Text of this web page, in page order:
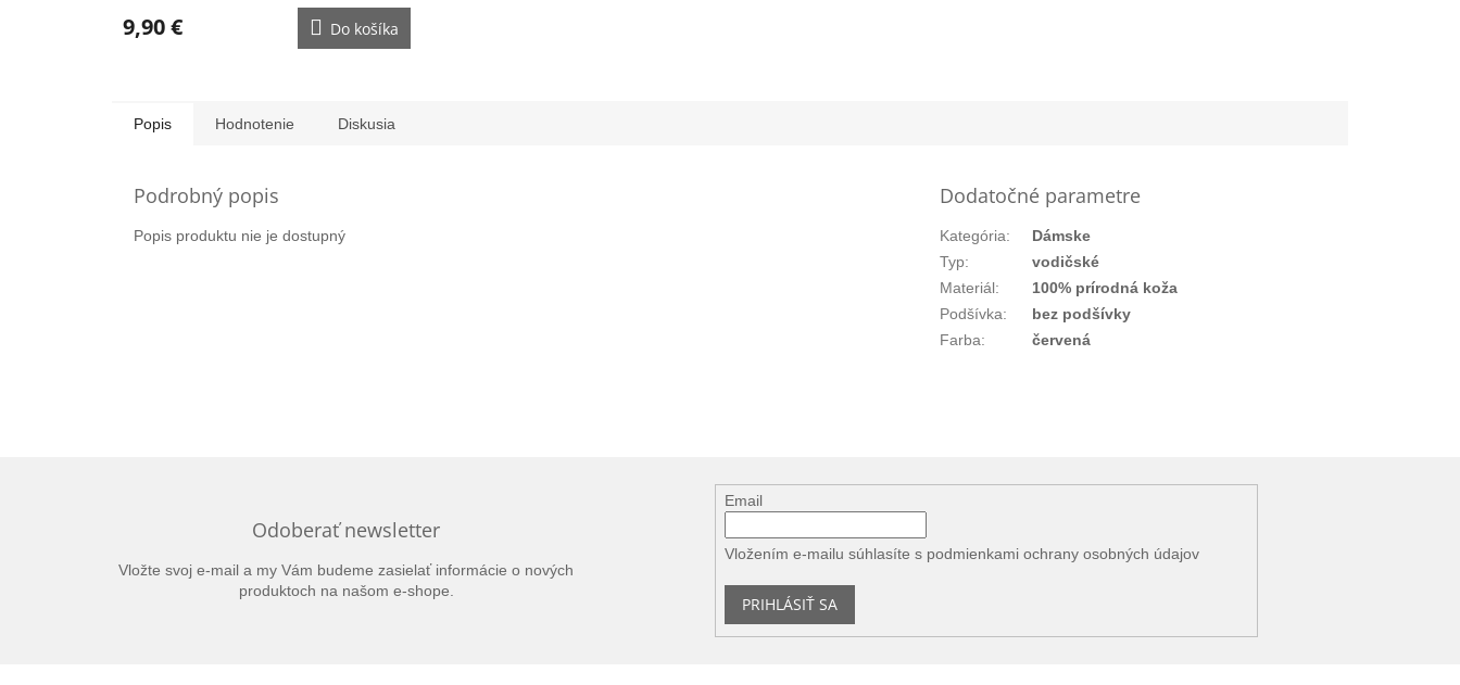
9,90 € Do košíka
Popis Hodnotenie Diskusia
Podrobný popis
Popis produktu nie je dostupný
Dodatočné parametre
Kategória:
Dámske
Typ:
vodičské
Materiál:
100% prírodná koža
Podšívka:
bez podšívky
Farba: červená
Odoberať newsletter
Vložte svoj e-mail a my Vám budeme zasielať informácie o nových
produktoch na našom e-shope.
Email
Vložením e-mailu súhlasíte s podmienkami ochrany osobných údajov
PRIHLÁSIŤ SA